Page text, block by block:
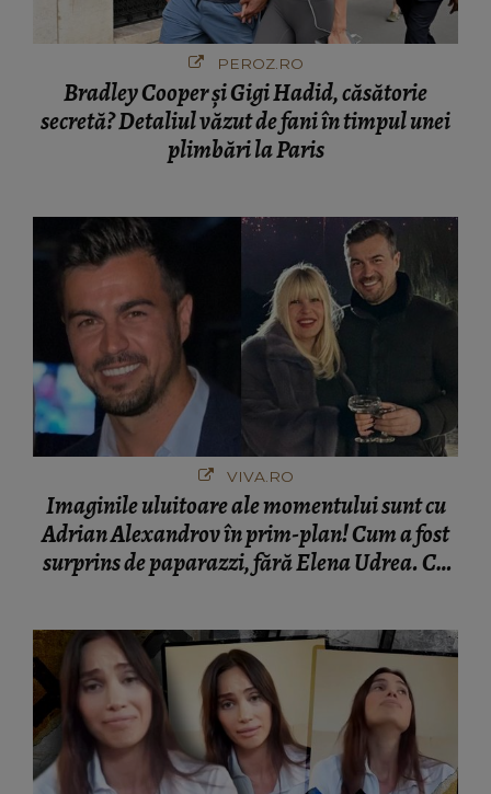
PEROZ.RO
Bradley Cooper și Gigi Hadid, căsătorie
secretă? Detaliul văzut de fani în timpul unei
plimbări la Paris
VIVA.RO
Imaginile uluitoare ale momentului sunt cu
Adrian Alexandrov în prim-plan! Cum a fost
surprins de paparazzi, fără Elena Udrea. Cu